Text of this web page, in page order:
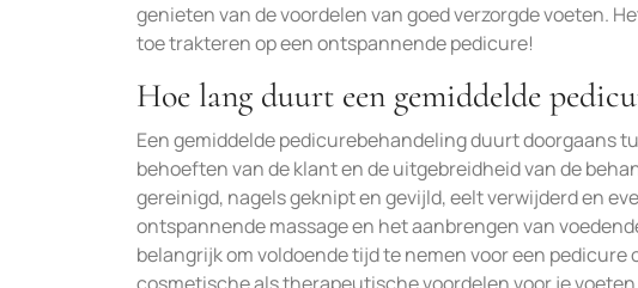
genieten van de voordelen van goed verzorgde voeten.
toe trakteren op een ontspannende pedicure!
Hoe lang duurt een gemiddelde
Een gemiddelde pedicurebehandeling duurt doorgaans
behoeften van de klant en de uitgebreidheid van de
gereinigd, nagels geknipt en gevijld, eelt verwijderd en
ontspannende massage en het aanbrengen van
belangrijk om voldoende tijd te nemen voor een